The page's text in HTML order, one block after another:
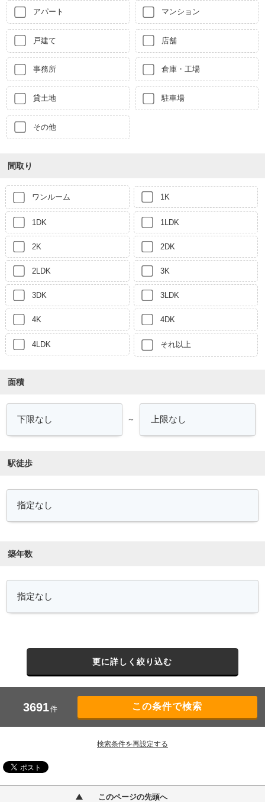
アパート マンション
戸建て 店舗
事務所 倉庫・工場
貸土地 駐車場
その他
間取り
ワンルーム 1K
1DK 1LDK
2K 2DK
2LDK 3K
3DK 3LDK
4K 4DK
4LDK それ以上
面積
～
駅徒歩
築年数
更に詳しく絞り込む
3691件
検索条件を再設定する
このページの先頭へ